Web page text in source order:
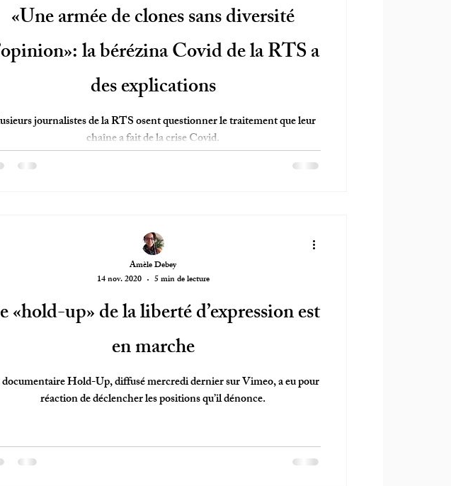
«Une armée de clones sans diversité
la bérézina Covid de la RTS a
des explications
journalistes de la RTS osent questionner le traitement que leur
chaîne a fait de la crise Covid.
«hold-up» de la liberté d’expression est
en marche
Hold-Up, diffusé mercredi dernier sur Vimeo, a eu pour
réaction de déclencher les positions qu’il dénonce.
Amèle Debey
14 nov. 2020
5 min de lecture